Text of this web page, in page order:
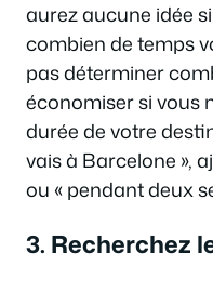
aurez aucune idée
combien de temps
pas déterminer
économiser si vous
durée de votre
vais à Barcelone »,
ou « pendant deux
3. Recherchez